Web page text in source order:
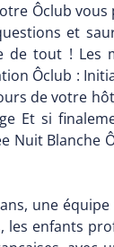
Ôclub
et
tout !
Ôclub :
de votre
Et si
une
enfants